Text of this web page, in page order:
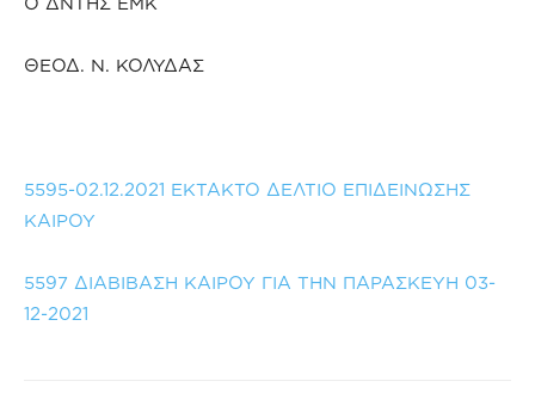
ΘΕΟΔ. Ν. ΚΟΛΥΔΑΣ
5595-02.12.2021 ΕΚΤΑΚΤΟ ΔΕΛΤΙΟ ΕΠΙΔΕΙΝΩΣΗΣ
ΚΑΙΡΟΥ
5597 ΔΙΑΒΙΒΑΣΗ ΚΑΙΡΟΥ ΓΙΑ ΤΗΝ ΠΑΡΑΣΚΕΥΗ 03-
12-2021